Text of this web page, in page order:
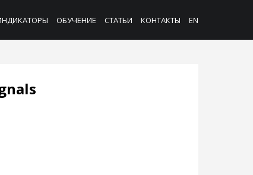
ОБУЧЕНИЕ СТАТЬИ КОНТАКТЫ EN